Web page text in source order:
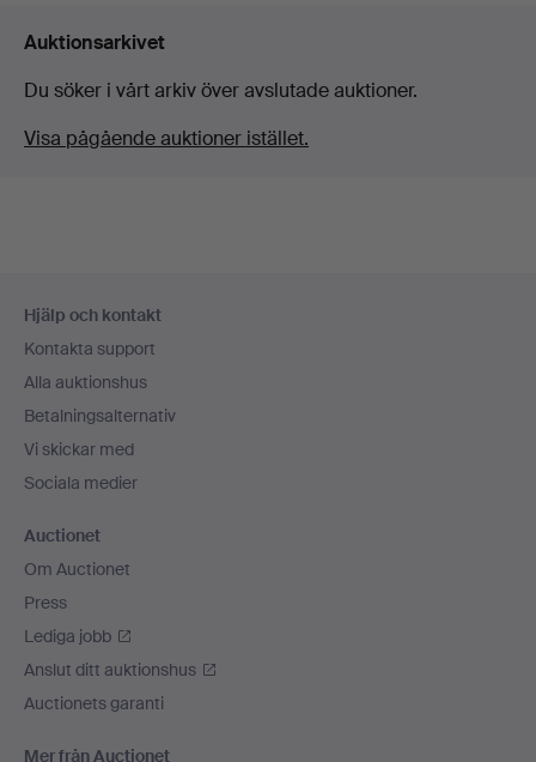
Auktionsarkivet
Du söker i vårt arkiv över avslutade auktioner.
Visa pågående auktioner istället.
Hjälp och kontakt
Kontakta support
Alla auktionshus
Betalningsalternativ
Vi skickar med
Sociala medier
Auctionet
Om Auctionet
Press
Lediga jobb
Anslut ditt auktionshus
Auctionets garanti
Mer från Auctionet